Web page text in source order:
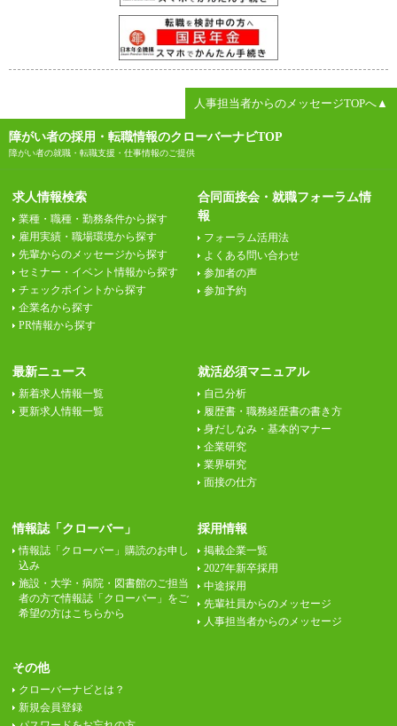
人事担当者からのメッセージTOPへ▲
障がい者の採用・転職情報のクローバーナビTOP
障がい者の就職・転職支援・仕事情報のご提供
求人情報検索
業種・職種・勤務条件から探す
雇用実績・職場環境から探す
先輩からのメッセージから探す
セミナー・イベント情報から探す
チェックポイントから探す
企業名から探す
PR情報から探す
合同面接会・就職フォーラム情
報
フォーラム活用法
よくある問い合わせ
参加者の声
参加予約
最新ニュース
新着求人情報一覧
更新求人情報一覧
就活必須マニュアル
自己分析
履歴書・職務経歴書の書き方
身だしなみ・基本的マナー
企業研究
業界研究
面接の仕方
情報誌「クローバー」
情報誌「クローバー」購読のお申し
込み
施設・大学・病院・図書館のご担当
者の方で情報誌「クローバー」をご
希望の方はこちらから
採用情報
掲載企業一覧
2027年新卒採用
中途採用
先輩社員からのメッセージ
人事担当者からのメッセージ
その他
クローバーナビとは？
新規会員登録